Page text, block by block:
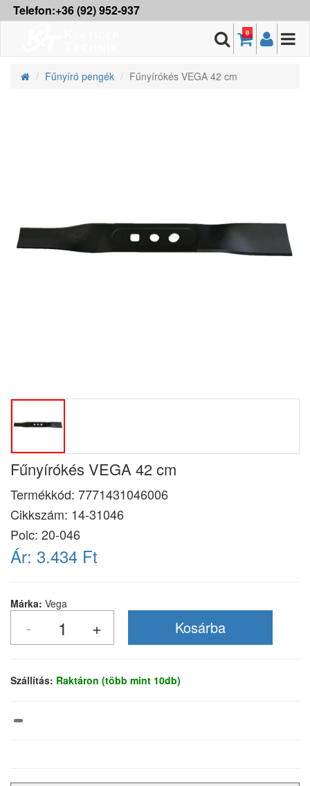
Telefon:+36 (92) 952-937
0
Fűnyíró pengék Fűnyírókés VEGA 42 cm
Fűnyírókés VEGA 42 cm
Termékkód: 7771431046006
Cikkszám: 14-31046
Polc: 20-046
Ár: 3.434 Ft
Márka: Vega
Szállítás: Raktáron (több mint 10db)